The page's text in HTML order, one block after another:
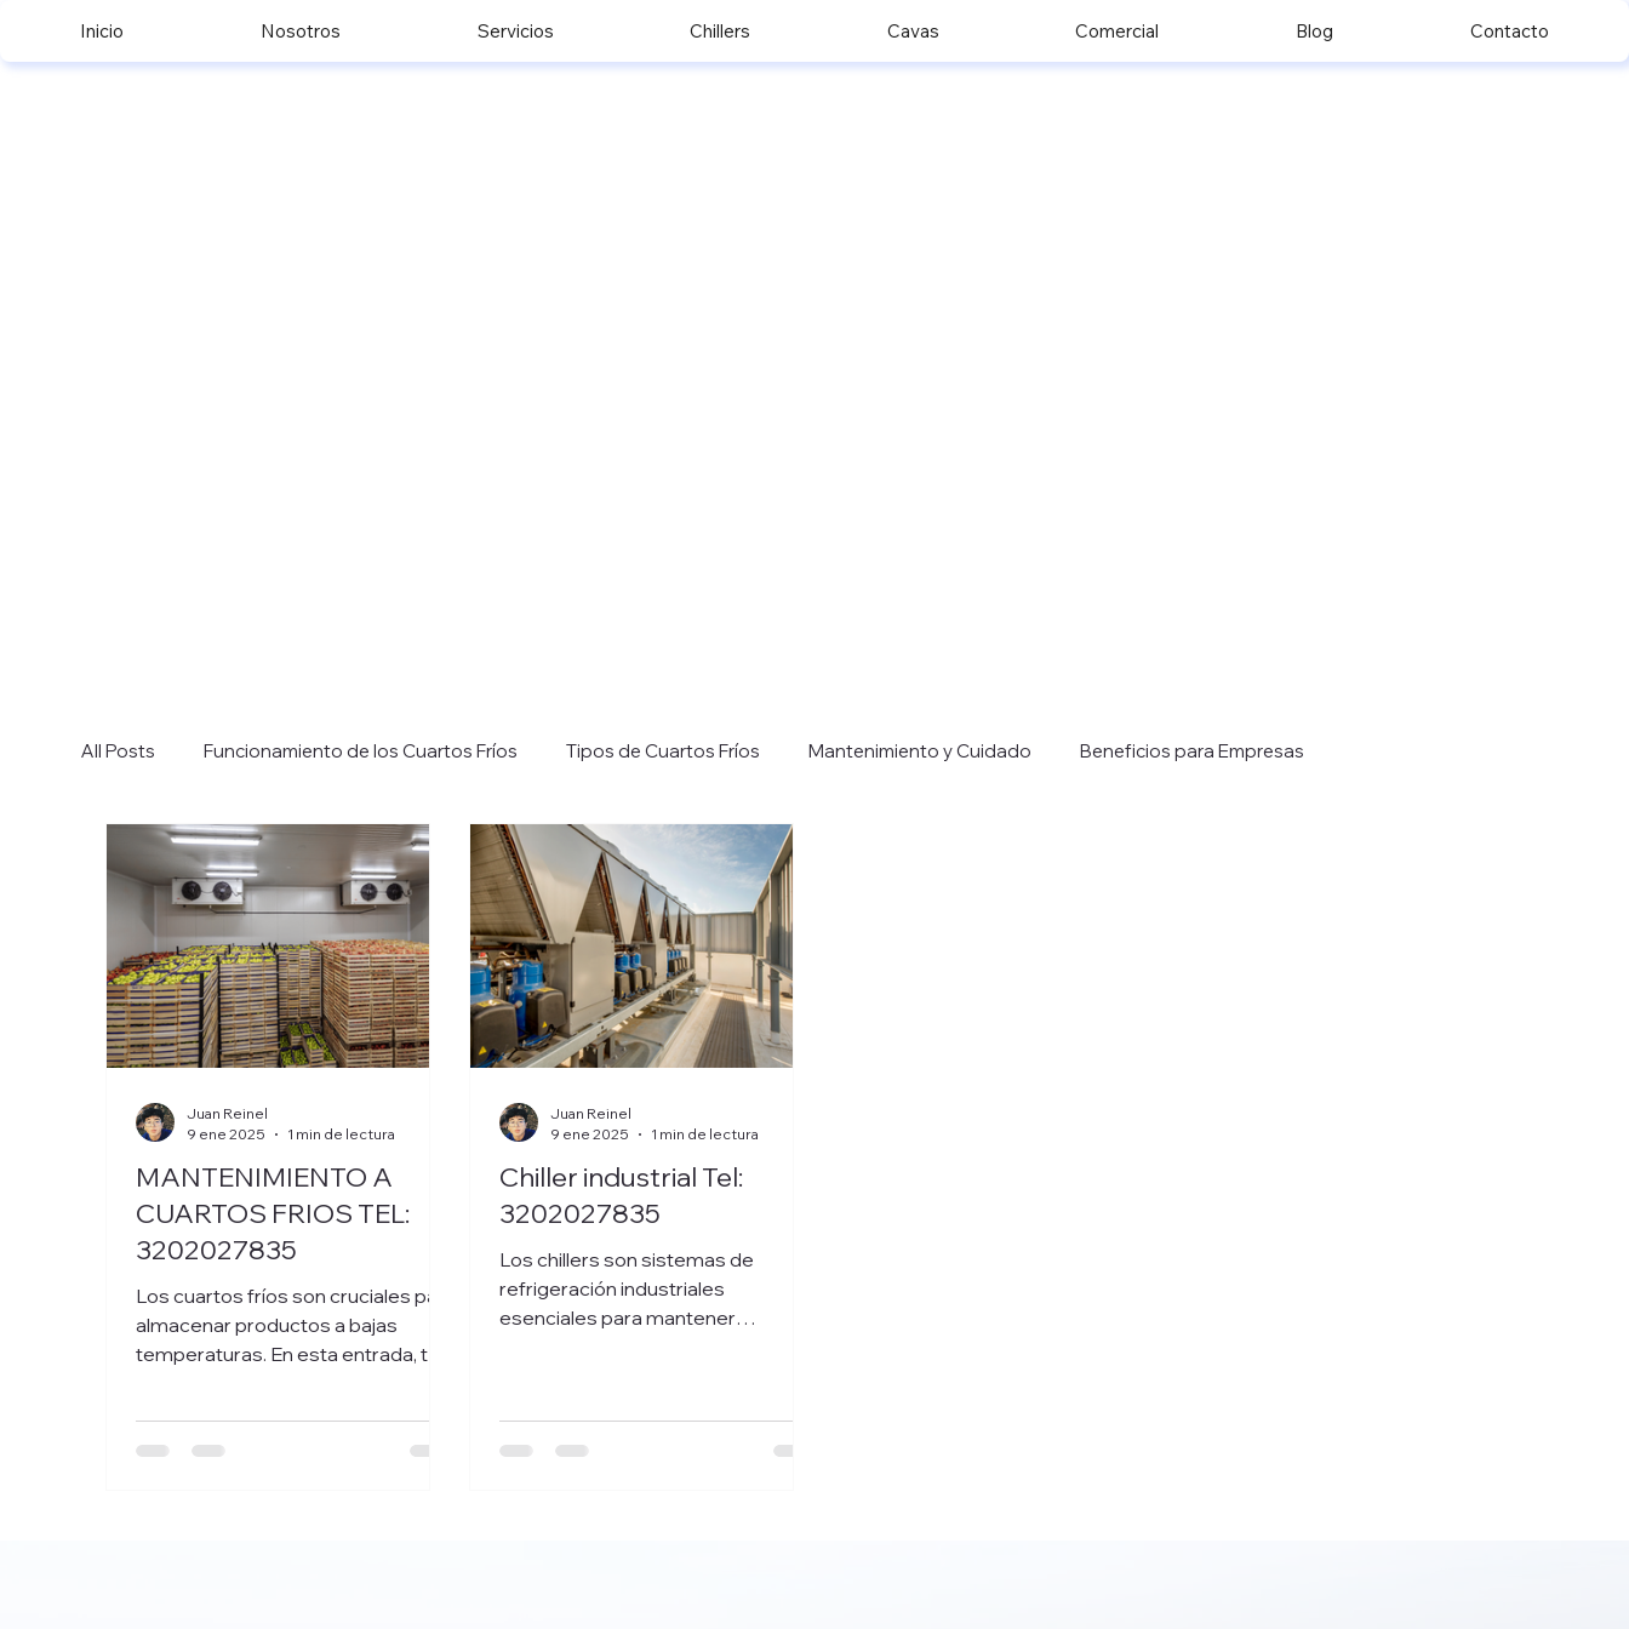
Inicio Nosotros Servicios Chillers Cavas Comercial Blog Contacto
All Posts Funcionamiento de los Cuartos Fríos Tipos de Cuartos Fríos Mantenimiento y Cuidado Beneficios para Empresas
Cómo Elegir el Cuarto Frío Ideal Sistemas de Refrigeración Industria
Funcionamiento de los Chillers Tipos de Chillers Aplicaciones de Chillers Industrial
Elección del Chiller Adecuado
MANTENIMIENTO A
CUARTOS FRIOS TEL:
3202027835
Los cuartos fríos son cruciales para
almacenar productos a bajas
temperaturas. En esta entrada, te
Juan Reinel
9 ene 2025
1 min de lectura
Chiller industrial Tel:
3202027835
Los chillers son sistemas de
refrigeración industriales
esenciales para mantener
Juan Reinel
9 ene 2025
1 min de lectura